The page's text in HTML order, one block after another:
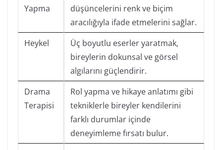
Yapma
düşüncelerini renk ve biçim
aracılığıyla ifade etmelerini sağlar.
Heykel
Üç boyutlu eserler yaratmak,
bireylerin dokunsal ve görsel
algılarını güçlendirir.
Drama
Terapisi
Rol yapma ve hikaye anlatımı gibi
tekniklerle bireyler kendilerini
farklı durumlar içinde
deneyimleme fırsatı bulur.